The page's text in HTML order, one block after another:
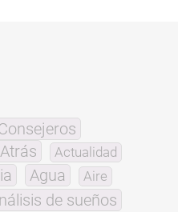
Actualidad
Agua Aire
de sueños